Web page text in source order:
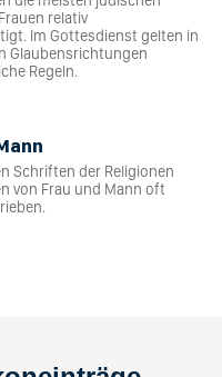
relativ
Im Gottesdienst gelten in
Glaubensrichtungen
Regeln.
Schriften der Religionen
von Frau und Mann oft